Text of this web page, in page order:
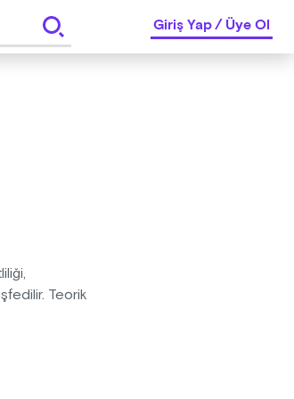
Giriş Yap/Üye Ol
Teorik